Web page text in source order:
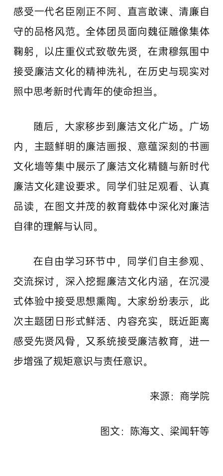
感受一代名臣刚正不阿、直言敢谏、清廉自
守的品格风范。全体团员面向魏征雕像集体
鞠躬，以庄重仪式致敬先贤，在肃穆氛围中
接受廉洁文化的精神洗礼，在历史与现实对
照中思考新时代青年的使命担当。
随后，大家移步到廉洁文化广场。广场
内，主题鲜明的廉洁画报、意蕴深刻的书画
文化墙等集中展示了廉洁文化精髓与新时代
廉洁文化建设要求。同学们驻足观看、认真
品读，在图文并茂的教育载体中深化对廉洁
自律的理解与认同。
在自由学习环节中，同学们自主参观、
交流探讨，深入挖掘廉洁文化内涵，在沉浸
式体验中接受思想熏陶。大家纷纷表示，此
次主题团日形式鲜活、内容充实，既近距离
感受先贤风骨，又系统接受廉洁教育，进一
步增强了规矩意识与责任意识。
来源：商学院
图文：陈海文、梁闻轩等